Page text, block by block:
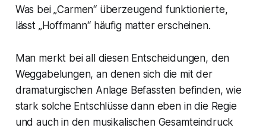
Was bei „Carmen“ überzeugend funktionierte,
lässt „Hoffmann“ häufig matter erscheinen.
Man merkt bei all diesen Entscheidungen, den
Weggabelungen, an denen sich die mit der
dramaturgischen Anlage Befassten befinden, wie
stark solche Entschlüsse dann eben in die Regie
und auch in den musikalischen Gesamteindruck